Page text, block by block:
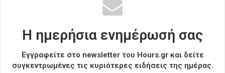
Η ημερήσια ενημέρωσή σας
Εγγραφείτε στο newsletter του Hours.gr και δείτε
συγκεντρωμένες τις κυριότερες ειδήσεις της ημέρας.